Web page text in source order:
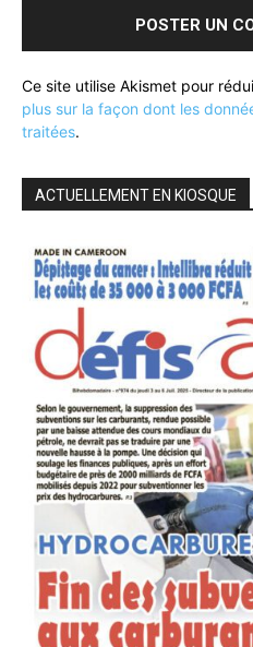
Ce site utilise Akismet pour
plus sur la façon dont les
traitées.
ACTUELLEMENT EN KIOSQUE